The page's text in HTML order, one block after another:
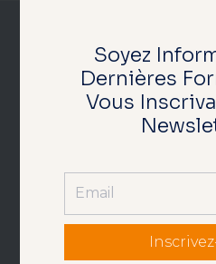
Soyez
Dernières
Vous